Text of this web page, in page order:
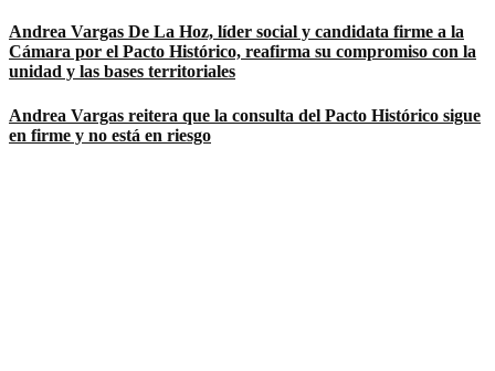
Andrea Vargas De La Hoz, líder social y candidata firme a la
Cámara por el Pacto Histórico, reafirma su compromiso con la
unidad y las bases territoriales
Andrea Vargas reitera que la consulta del Pacto Histórico sigue
en firme y no está en riesgo